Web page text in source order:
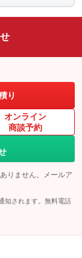
り
オンライン
商談予約
りません。メールア
知されます。無料電話